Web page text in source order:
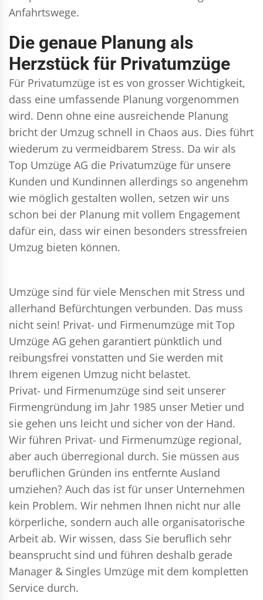
Anfahrtswege.
Die genaue Planung als
Herzstück für Privatumzüge
Für Privatumzüge ist es von grosser Wichtigkeit,
dass eine umfassende Planung vorgenommen
wird. Denn ohne eine ausreichende Planung
bricht der Umzug schnell in Chaos aus. Dies führt
wiederum zu vermeidbarem Stress. Da wir als
Top Umzüge AG die Privatumzüge für unsere
Kunden und Kundinnen allerdings so angenehm
wie möglich gestalten wollen, setzen wir uns
schon bei der Planung mit vollem Engagement
dafür ein, dass wir einen besonders stressfreien
Umzug bieten können.
Umzüge sind für viele Menschen mit Stress und
allerhand Befürchtungen verbunden. Das muss
nicht sein! Privat- und Firmenumzüge mit Top
Umzüge AG gehen garantiert pünktlich und
reibungsfrei vonstatten und Sie werden mit
Ihrem eigenen Umzug nicht belastet.
Privat- und Firmenumzüge sind seit unserer
Firmengründung im Jahr 1985 unser Metier und
sie gehen uns leicht und sicher von der Hand.
Wir führen Privat- und Firmenumzüge regional,
aber auch überregional durch. Sie müssen aus
beruflichen Gründen ins entfernte Ausland
umziehen? Auch das ist für unser Unternehmen
kein Problem. Wir nehmen Ihnen nicht nur alle
körperliche, sondern auch alle organisatorische
Arbeit ab. Wir wissen, dass Sie beruflich sehr
beansprucht sind und führen deshalb gerade
Manager & Singles Umzüge mit dem kompletten
Service durch.